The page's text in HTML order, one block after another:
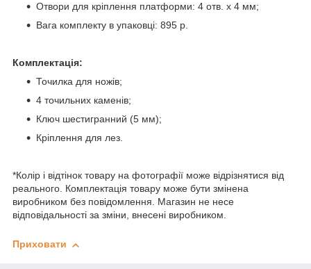
Отвори для кріплення платформи: 4 отв. x 4 мм;
Вага комплекту в упаковці: 895 р.
Комплектація:
Точилка для ножів;
4 точильних каменів;
Ключ шестигранний (5 мм);
Кріплення для лез.
*Колір і відтінок товару на фотографії може відрізнятися від
реального. Комплектація товару може бути змінена
виробником без повідомлення. Магазин не несе
відповідальності за зміни, внесені виробником.
Приховати